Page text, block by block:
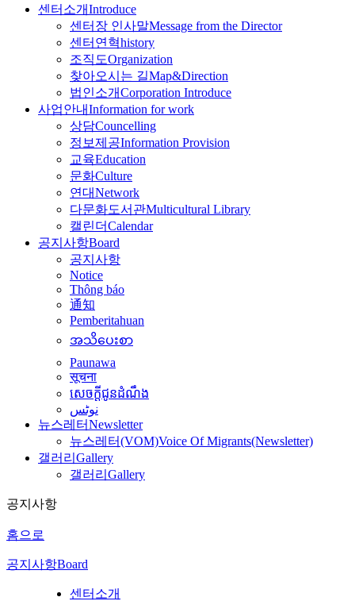
센터소개Introduce
센터장 인사말Message from the Director
센터연혁history
조직도Organization
찾아오시는 길Map&Direction
법인소개Corporation Introduce
사업안내Information for work
상담Councelling
정보제공Information Provision
교육Education
문화Culture
연대Network
다문화도서관Multicultural Library
캘린더Calendar
공지사항Board
공지사항
Notice
Thông báo
通知
Pemberitahuan
အသိပေးစာ
Paunawa
सूचना
សេចក្តីជូនដំណឹង
نوٹس
뉴스레터Newsletter
뉴스레터(VOM)Voice Of Migrants(Newsletter)
갤러리 Gallery
갤러리 Gallery
공지사항
홈으로
공지사항Board
센터소개